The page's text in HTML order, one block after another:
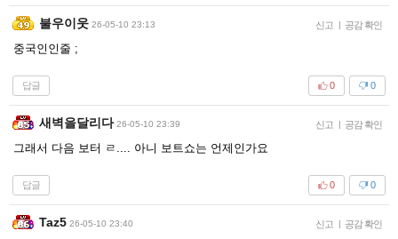
불우이웃 26-05-10 23:13 신고 | 공감 확인
중국인인줄 ;
답글 0
0
새벽을달리다 26-05-10 23:39 신고 | 공감 확인
그래서 다음 보터 ㄹ.... 아니 보트쇼는 언제인가요
답글 0
0
Taz5 26-05-10 23:40 신고 | 공감 확인